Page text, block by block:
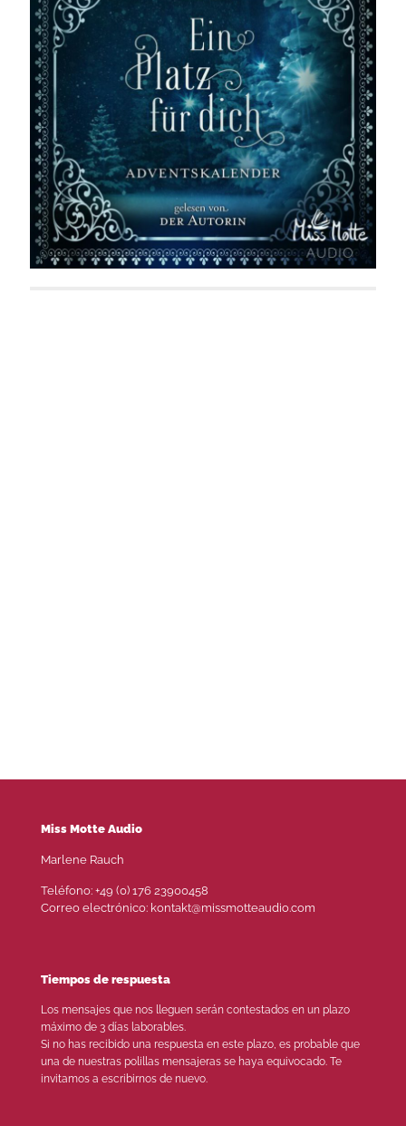
Miss Motte Audio
Marlene Rauch
Teléfono: +49 (0) 176 23900458
Correo electrónico: kontakt@missmotteaudio.com
Tiempos de respuesta
Los mensajes que nos lleguen serán contestados en un plazo
máximo de 3 días laborables.
Si no has recibido una respuesta en este plazo, es probable que
una de nuestras polillas mensajeras se haya equivocado. Te
invitamos a escribirnos de nuevo.